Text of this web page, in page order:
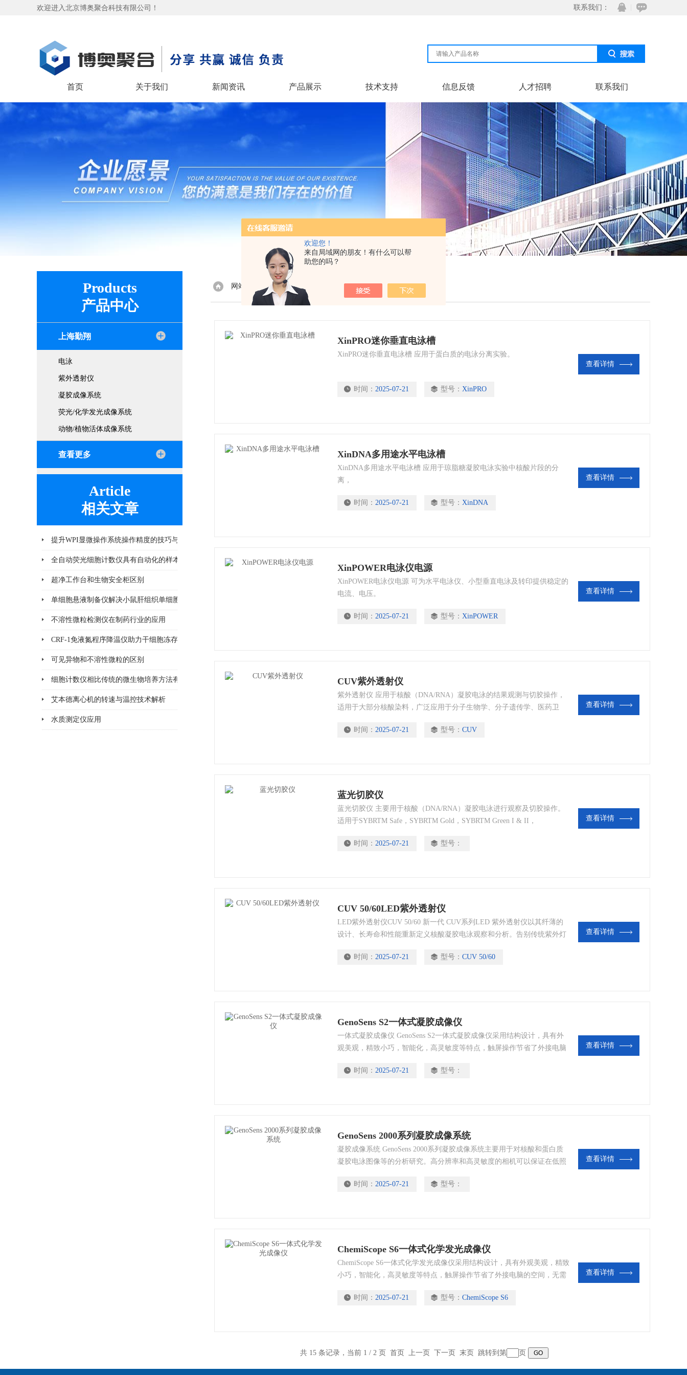
欢迎您！
来自局域网的朋友！有什么可以帮
助您的吗？
欢迎进入北京博奥聚合科技有限公司！ 联系我们：
在线
QQ
首页 关于我们 新闻资讯 产品展示 技术支持 信息反馈 人才招聘 联系我们
Products
产品中心
上海勤翔
电泳
紫外透射仪
凝胶成像系统
荧光/化学发光成像系统
动物/植物活体成像系统
查看更多
Article
相关文章
提升WPI显微操作系统操作精度的技巧与方法
全自动荧光细胞计数仪具有自动化的样本处理和图像分析系统
超净工作台和生物安全柜区别
单细胞悬液制备仪解决小鼠肝组织单细胞悬液制备实验难题
不溶性微粒检测仪在制药行业的应用
CRF-1免液氮程序降温仪助力干细胞冻存
可见异物和不溶性微粒的区别
细胞计数仪相比传统的微生物培养方法有哪些优势
艾本德离心机的转速与温控技术解析
水质测定仪应用
网站首页 ◇产品展示 上海勤翔 ◇
XinPRO迷你垂直电泳槽
XinPRO迷你垂直电泳槽 应用于蛋白质的电泳分离实验。
时间： 2025-07-21 型号： XinPRO
查看详情
XinDNA多用途水平电泳槽
XinDNA多用途水平电泳槽 应用于琼脂糖凝胶电泳实验中核酸片段的分
离，
时间： 2025-07-21 型号： XinDNA
查看详情
XinPOWER电泳仪电源
XinPOWER电泳仪电源 可为水平电泳仪、小型垂直电泳及转印提供稳定的
电流、电压。
时间： 2025-07-21 型号： XinPOWER
查看详情
CUV紫外透射仪
紫外透射仪 应用于核酸（DNA/RNA）凝胶电泳的结果观测与切胶操作，
适用于大部分核酸染料，广泛应用于分子生物学、分子遗传学、医药卫
时间： 2025-07-21 型号： CUV
查看详情
蓝光切胶仪
蓝光切胶仪 主要用于核酸（DNA/RNA）凝胶电泳进行观察及切胶操作。
适用于SYBRTM Safe，SYBRTM Gold，SYBRTM Green I & II，
免紫外线对样品的损害和EB等有毒染料对实验室人员的伤害。
时间： 2025-07-21 型号：
查看详情
CUV 50/60LED紫外透射仪
LED紫外透射仪CUV 50/60 新一代 CUV系列LED 紫外透射仪以其纤薄的
设计、长寿命和性能重新定义核酸凝胶电泳观察和分析。告别传统紫外灯
高信比DNAVRNA凝胶电泳图像，呈现更清晰、更准确的实验结果。
时间： 2025-07-21 型号： CUV 50/60
查看详情
GenoSens S2一体式凝胶成像仪
一体式凝胶成像仪 GenoSens S2一体式凝胶成像仪采用结构设计，具有外
观美观，精致小巧，智能化，高灵敏度等特点，触屏操作节省了外接电脑
时间： 2025-07-21 型号：
查看详情
GenoSens 2000系列凝胶成像系统
凝胶成像系统 GenoSens 2000系列凝胶成像系统主要用于对核酸和蛋白质
凝胶电泳图像等的分析研究。高分辨率和高灵敏度的相机可以保证在低照
用。功能齐全的凝胶图像分析软件有助于研究人员准确、迅速得到电泳图
时间： 2025-07-21 型号：
查看详情
ChemiScope S6一体式化学发光成像仪
ChemiScope S6一体式化学发光成像仪采用结构设计，具有外观美观，精致
小巧，智能化，高灵敏度等特点，触屏操作节省了外接电脑的空间，无需
果”的便捷操作。
时间： 2025-07-21 型号： ChemiScope S6
查看详情
共 15 条记录，当前 1 / 2 页 首页 上一页 下一页 末页 跳转到第 页